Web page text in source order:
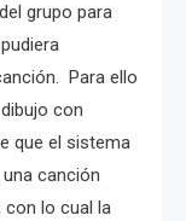
grupo para
Para ello
con
que el sistema
canción
con lo cual la